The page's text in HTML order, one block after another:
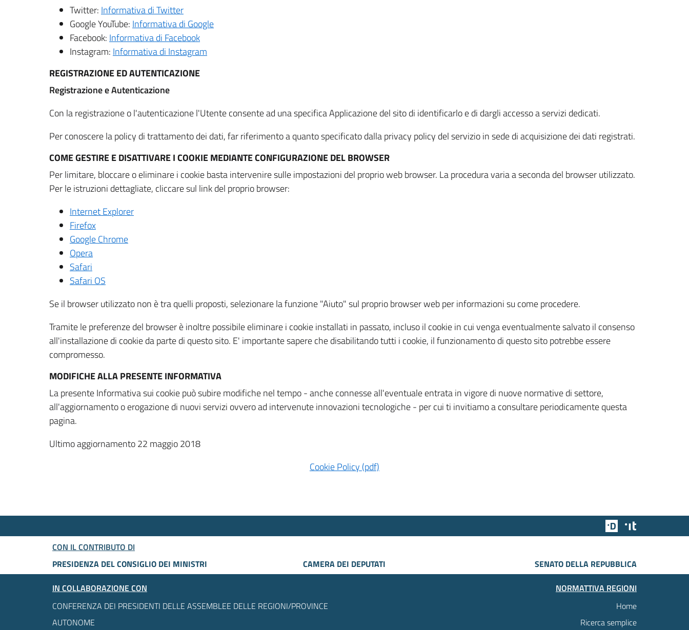
Twitter: Informativa di Twitter
Google YouTube: Informativa di Google
Facebook: Informativa di Facebook
Instagram: Informativa di Instagram
REGISTRAZIONE ED AUTENTICAZIONE
Registrazione e Autenticazione
Con la registrazione o l'autenticazione l'Utente consente ad una specifica Applicazione del sito di identificarlo e di dargli accesso a servizi dedicati.
Per conoscere la policy di trattamento dei dati, far riferimento a quanto specificato dalla privacy policy del servizio in sede di acquisizione dei dati registrati.
COME GESTIRE E DISATTIVARE I COOKIE MEDIANTE CONFIGURAZIONE DEL BROWSER
Per limitare, bloccare o eliminare i cookie basta intervenire sulle impostazioni del proprio web browser. La procedura varia a seconda del browser utilizzato.
Per le istruzioni dettagliate, cliccare sul link del proprio browser:
Internet Explorer
Firefox
Google Chrome
Opera
Safari
Safari OS
Se il browser utilizzato non è tra quelli proposti, selezionare la funzione "Aiuto" sul proprio browser web per informazioni su come procedere.
Tramite le preferenze del browser è inoltre possibile eliminare i cookie installati in passato, incluso il cookie in cui venga eventualmente salvato il consenso
all'installazione di cookie da parte di questo sito. E' importante sapere che disabilitando tutti i cookie, il funzionamento di questo sito potrebbe essere
compromesso.
MODIFICHE ALLA PRESENTE INFORMATIVA
La presente Informativa sui cookie può subire modifiche nel tempo - anche connesse all'eventuale entrata in vigore di nuove normative di settore,
all'aggiornamento o erogazione di nuovi servizi ovvero ad intervenute innovazioni tecnologiche - per cui ti invitiamo a consultare periodicamente questa
pagina.
Ultimo aggiornamento 22 maggio 2018
Cookie Policy (pdf)
Team Digitale
CON IL CONTRIBUTO DI
PRESIDENZA DEL CONSIGLIO DEI MINISTRI
CAMERA DEI DEPUTATI
SENATO DELLA REPUBBLICA
IN COLLABORAZIONE CON
CONFERENZA DEI PRESIDENTI DELLE ASSEMBLEE DELLE REGIONI/PROVINCE
AUTONOME
NORMATTIVA REGIONI
Home
Ricerca semplice